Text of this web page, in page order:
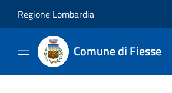
Regione Lombardia
Comune di Fiesse